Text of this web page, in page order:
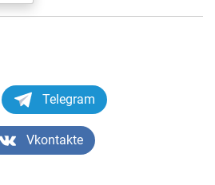
Telegram
Vkontakte